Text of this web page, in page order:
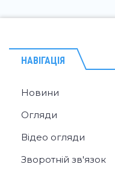
НАВІГАЦІЯ
Новини
Огляди
Відео огляди
Зворотній зв'язок